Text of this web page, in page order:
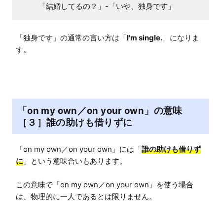
「結婚してるの？」-「いや、独身です」
「独身です」の通常の言い方は「I'm single. 」になりま
す。
「on my own／on your own」の意味
［３］誰の助けも借りずに
「on my own／on your own」には「誰の助けも借りず
に 」という意味合いもあります。
この意味で「on my own／on your own」を使う場合
は、物理的に一人であるとは限りません。